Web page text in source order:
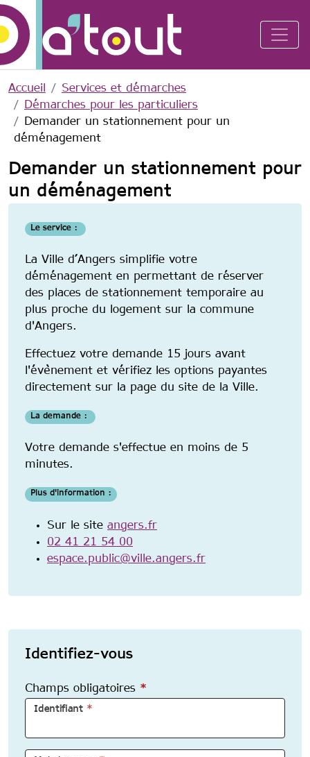
Accueil
Services et démarches
Démarches pour les particuliers
Demander un stationnement pour un
déménagement
Demander un stationnement pour
un déménagement
Le service :
La Ville d’Angers simplifie votre
déménagement en permettant de réserver
des places de stationnement temporaire au
plus proche du logement sur la commune
d'Angers.
Effectuez votre demande 15 jours avant
l'évènement et vérifiez les options payantes
directement sur la page du site de la Ville.
La demande :
Votre demande s'effectue en moins de 5
minutes.
Plus d'information :
Sur le site angers.fr
02 41 21 54 00
espace.public@ville.angers.fr
Identifiez-vous
Champs obligatoires *
Identifiant *